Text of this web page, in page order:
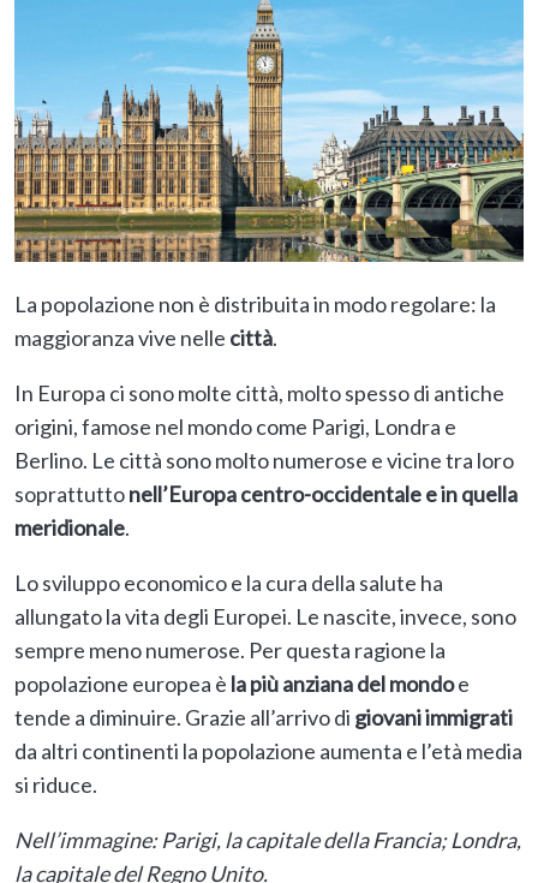
La popolazione non è distribuita in modo regolare: la
maggioranza vive nelle città.
In Europa ci sono molte città, molto spesso di antiche
origini, famose nel mondo come Parigi, Londra e
Berlino. Le città sono molto numerose e vicine tra loro
soprattuttonell’Europa centro-occidentale e in quella
meridionale.
Lo sviluppo economico e la cura della salute ha
allungato la vita degli Europei. Le nascite, invece, sono
sempre meno numerose. Per questa ragione la
popolazione europea è la più anziana del mondoe
tende a diminuire. Grazie all’arrivo di giovani immigrati
da altri continenti la popolazione aumenta e l’età media
si riduce.
Nell’immagine: Parigi, la capitale della Francia; Londra,
la capitale del Regno Unito.